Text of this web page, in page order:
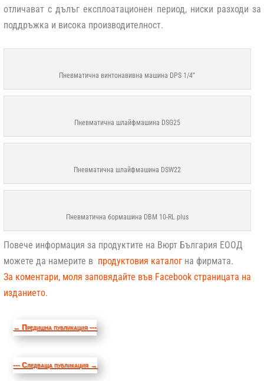
отличават с дълъг експлоатационен период, ниски разходи за
поддръжка и висока производителност.
Пневматична винтонавивна машина DPS 1/4”
Пневматична шлайфмашина DSG25
Пневматична шлайфмашина DSW22
Пневматична бормашина DBM 10-RL plus
Повече информация за продуктите на Вюрт България ЕООД
можете да намерите в продуктовия каталог на фирмата.
За коментари, моля заповядайте във Facebook страницата на
изданието.
←Предишна публикация ---
--- Следваща публикация →